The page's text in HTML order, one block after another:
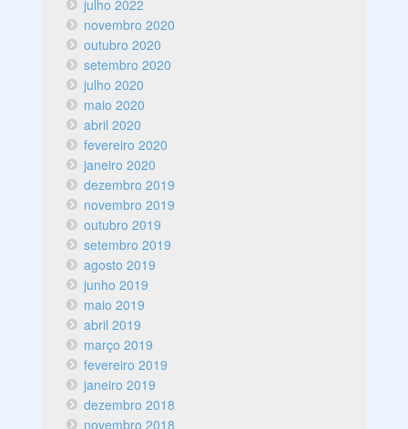
julho 2022
novembro 2020
outubro 2020
setembro 2020
julho 2020
maio 2020
abril 2020
fevereiro 2020
janeiro 2020
dezembro 2019
novembro 2019
outubro 2019
setembro 2019
agosto 2019
junho 2019
maio 2019
abril 2019
março 2019
fevereiro 2019
janeiro 2019
dezembro 2018
novembro 2018